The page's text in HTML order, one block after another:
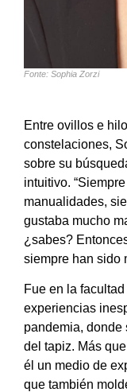
Fonte: Sophia Zorzi
Entre ovillos e
constelaciones,
sobre su
intuitivo.
manualidades,
gustaba mucho
¿sabes?
siempre han sido
Fue en la
experiencias
pandemia,
del tapiz. Más
él un medio de
que también